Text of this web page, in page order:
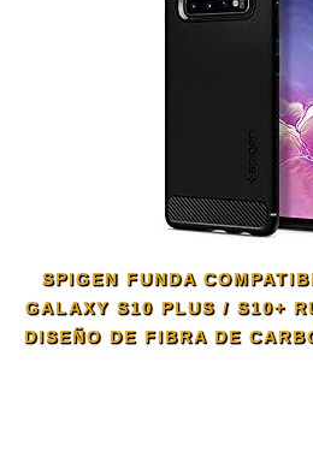
SPIGEN FUNDA
GALAXY S10 PLUS / S10+
DISEÑO DE FIBRA DE